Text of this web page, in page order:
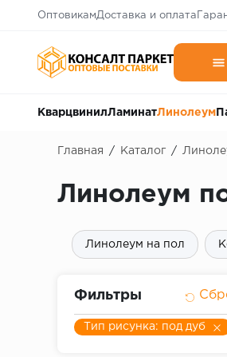
ОптовикамДоставка и оплата
КварцвинилЛаминатЛинолеум
Главная / Каталог /
Линолеум
Линолеум на пол
Фильтры
Тип рисунка: под дуб